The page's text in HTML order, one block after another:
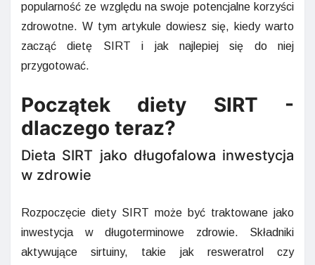
popularność ze względu na swoje potencjalne korzyści
zdrowotne. W tym artykule dowiesz się, kiedy warto
zacząć dietę SIRT i jak najlepiej się do niej
przygotować.
Początek diety SIRT -
dlaczego teraz?
Dieta SIRT jako długofalowa inwestycja
w zdrowie
Rozpoczęcie diety SIRT może być traktowane jako
inwestycja w długoterminowe zdrowie. Składniki
aktywujące sirtuiny, takie jak resweratrol czy